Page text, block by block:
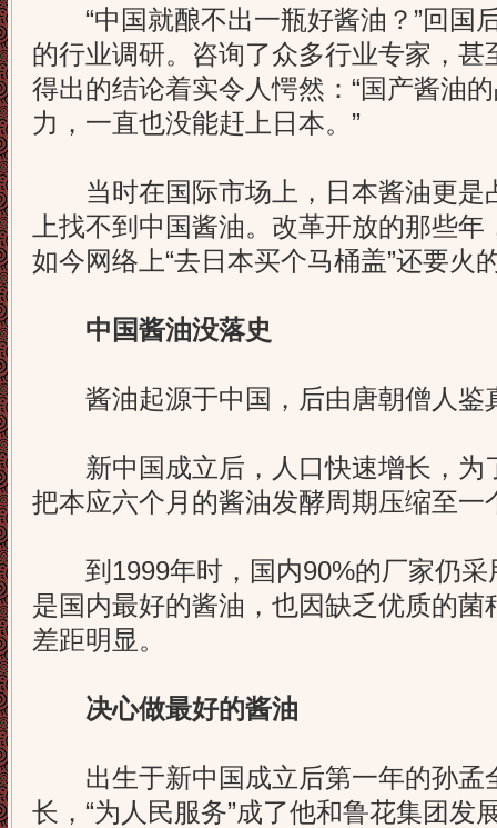
“中国就酿不出一瓶好酱油？”回国
的行业调研。咨询了众多行业专家，
得出的结论着实令人愕然：“国产酱油
力，一直也没能赶上日本。”
当时在国际市场上，日本酱油更是
上找不到中国酱油。改革开放的那些年
如今网络上“去日本买个马桶盖”还要火
中国酱油没落史
酱油起源于中国，后由唐朝僧人鉴
新中国成立后，人口快速增长，为
把本应六个月的酱油发酵周期压缩至一
到1999年时，国内90%的厂家仍采
是国内最好的酱油，也因缺乏优质的
差距明显。
决心做最好的酱油
出生于新中国成立后第一年的孙孟
长，“为人民服务”成了他和鲁花集团发